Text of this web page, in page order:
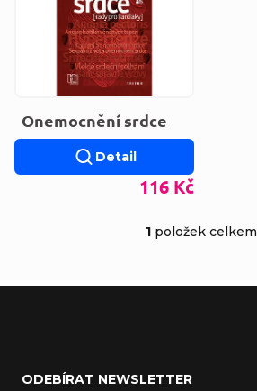
Onemocnění srdce
116 Kč
Detail
1 položek celkem
ODEBÍRAT NEWSLETTER